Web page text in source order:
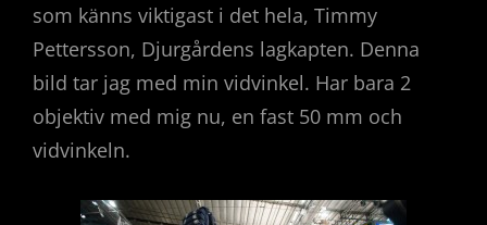
som känns viktigast i det hela, Timmy
Pettersson, Djurgårdens lagkapten. Denna
bild tar jag med min vidvinkel. Har bara 2
objektiv med mig nu, en fast 50 mm och
vidvinkeln.